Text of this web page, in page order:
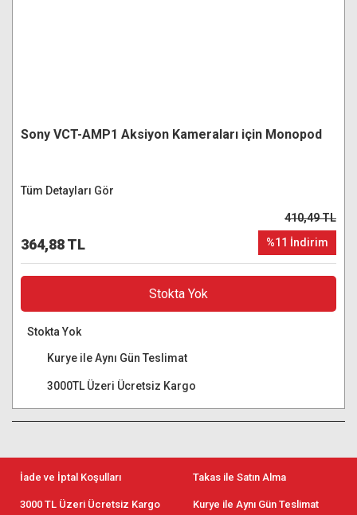
Sony VCT-AMP1 Aksiyon Kameraları için Monopod
Tüm Detayları Gör
364,88 TL
410,49 TL
%11 İndirim
Stokta Yok
Stokta Yok
Kurye ile Aynı Gün Teslimat
3000TL Üzeri Ücretsiz Kargo
İade ve İptal Koşulları Takas ile Satın Alma
3000 TL Üzeri Ücretsiz Kargo Kurye ile Aynı Gün Teslimat